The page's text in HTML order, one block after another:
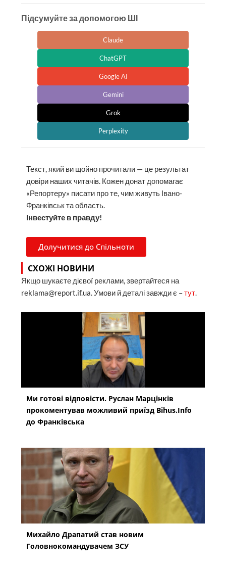
Підсумуйте за допомогою ШІ
Claude
ChatGPT
Google AI
Gemini
Grok
Perplexity
Текст, який ви щойно прочитали — це результат
довіри наших читачів. Кожен донат допомагає
«Репортеру» писати про те, чим живуть Івано-
Франківськ та область.
Інвестуйте в правду!
Долучитися до Спільноти
СХОЖІ НОВИНИ
Якщо шукаєте дієвої реклами, звертайтеся на
reklama@report.if.ua. Умови й деталі завжди є –тут.
Ми готові відповісти. Руслан Марцінків
прокоментував можливий приїзд Bihus.Info
до Франківська
Михайло Драпатий став новим
Головнокомандувачем ЗСУ